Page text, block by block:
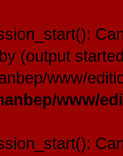
(output
www/
www/